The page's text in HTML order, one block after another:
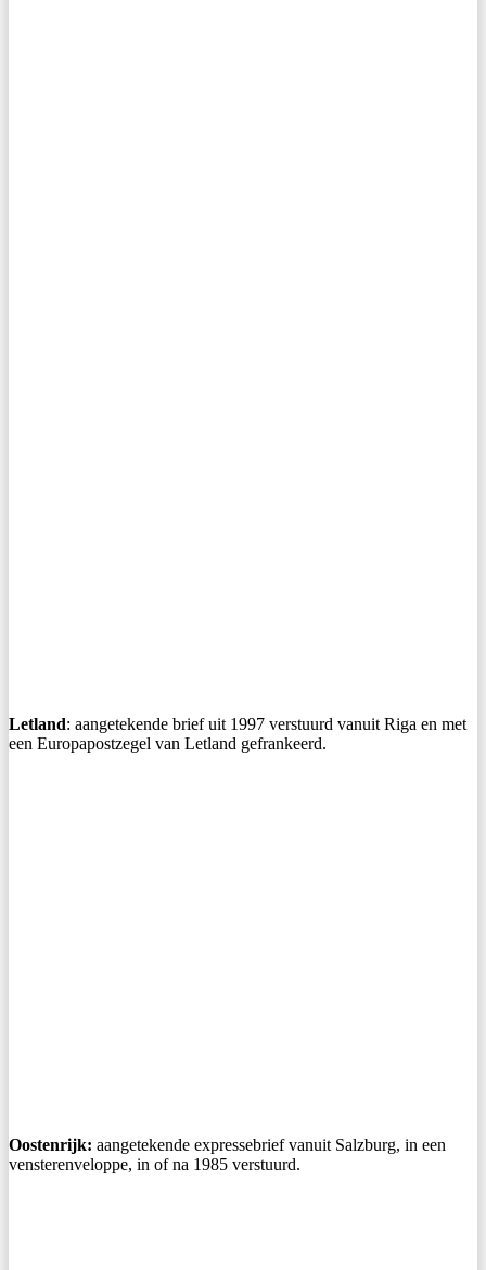
Letland: aangetekende brief uit 1997 verstuurd vanuit Riga en met
een Europapostzegel van Letland gefrankeerd.
Oostenrijk: aangetekende expressebrief vanuit Salzburg, in een
vensterenveloppe, in of na 1985 verstuurd.